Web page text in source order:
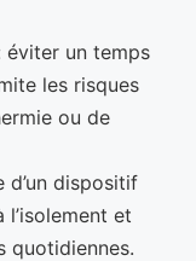
éviter un temps
les risques
ou de
d’un dispositif
l’isolement et
quotidiennes.